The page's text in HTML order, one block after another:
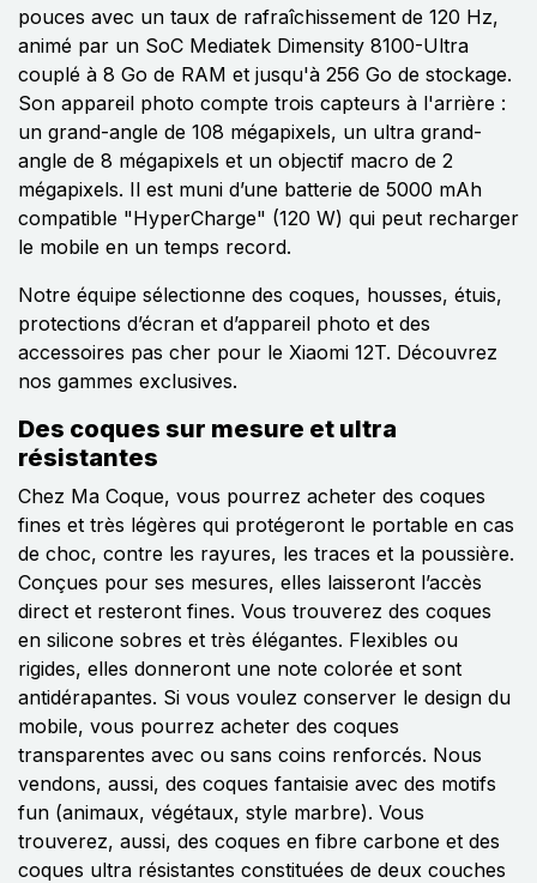
pouces avec un taux de rafraîchissement de 120 Hz,
animé par un SoC Mediatek Dimensity 8100-Ultra
couplé à 8 Go de RAM et jusqu'à 256 Go de stockage.
Son appareil photo compte trois capteurs à l'arrière :
un grand-angle de 108 mégapixels, un ultra grand-
angle de 8 mégapixels et un objectif macro de 2
mégapixels. Il est muni d’une batterie de 5000 mAh
compatible "HyperCharge" (120 W) qui peut recharger
le mobile en un temps record.
Notre équipe sélectionne des coques, housses, étuis,
protections d’écran et d’appareil photo et des
accessoires pas cher pour le Xiaomi 12T. Découvrez
nos gammes exclusives.
Des coques sur mesure et ultra
résistantes
Chez Ma Coque, vous pourrez acheter des coques
fines et très légères qui protégeront le portable en cas
de choc, contre les rayures, les traces et la poussière.
Conçues pour ses mesures, elles laisseront l’accès
direct et resteront fines. Vous trouverez des coques
en silicone sobres et très élégantes. Flexibles ou
rigides, elles donneront une note colorée et sont
antidérapantes. Si vous voulez conserver le design du
mobile, vous pourrez acheter des coques
transparentes avec ou sans coins renforcés. Nous
vendons, aussi, des coques fantaisie avec des motifs
fun (animaux, végétaux, style marbre). Vous
trouverez, aussi, des coques en fibre carbone et des
coques ultra résistantes constituées de deux couches